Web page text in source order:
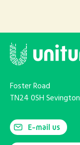
Foster Road
TN24 0SH Sevington
E-mail us